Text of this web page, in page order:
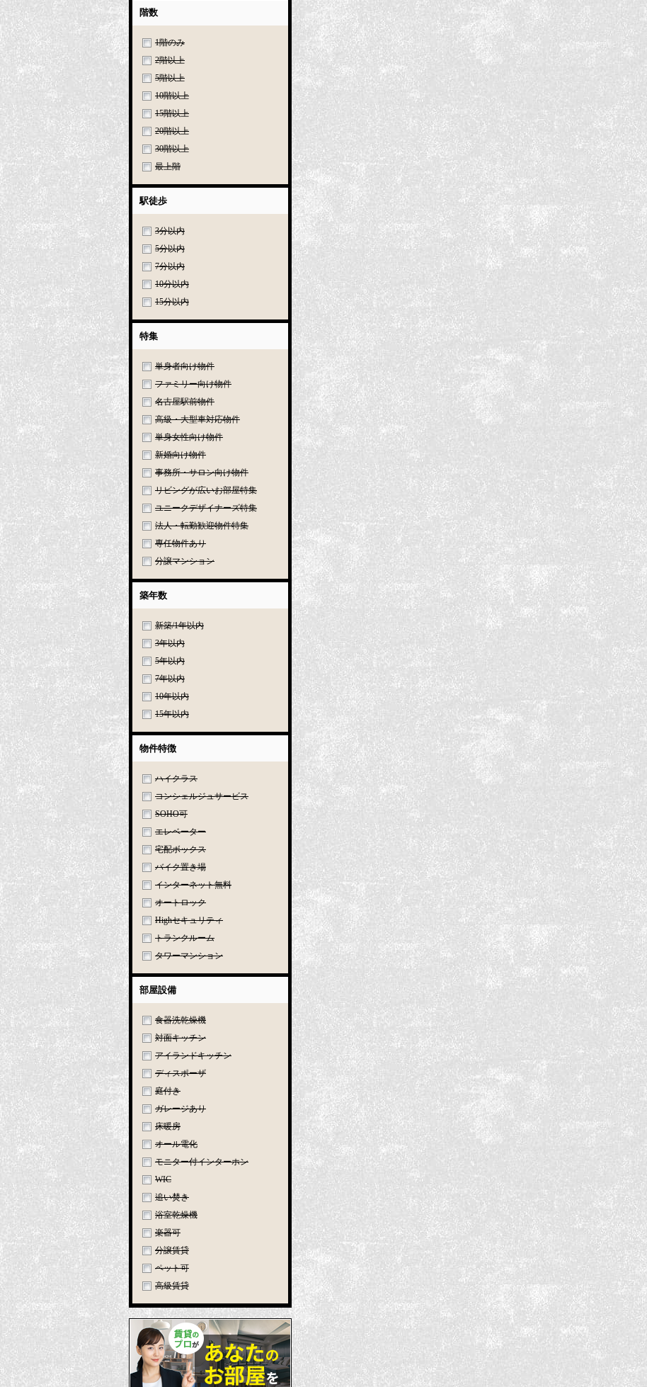
階数
1階のみ
2階以上
5階以上
10階以上
15階以上
20階以上
30階以上
最上階
駅徒歩
3分以内
5分以内
7分以内
10分以内
15分以内
特集
単身者向け物件
ファミリー向け物件
名古屋駅前物件
高級・大型車対応物件
単身女性向け物件
新婚向け物件
事務所・サロン向け物件
リビングが広いお部屋特集
ユニークデザイナーズ特集
法人・転勤歓迎物件特集
専任物件あり
分譲マンション
築年数
新築/1年以内
3年以内
5年以内
7年以内
10年以内
15年以内
物件特徴
ハイクラス
コンシェルジュサービス
SOHO可
エレベーター
宅配ボックス
バイク置き場
インターネット無料
オートロック
Highセキュリティ
トランクルーム
タワーマンション
部屋設備
食器洗乾燥機
対面キッチン
アイランドキッチン
ディスポーザ
庭付き
ガレージあり
床暖房
オール電化
モニター付インターホン
WIC
追い焚き
浴室乾燥機
楽器可
分譲賃貸
ペット可
高級賃貸